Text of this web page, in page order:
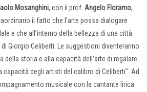
Mosanghini, con il prof. Angelo Floramo,
il fatto che l’arte possa dialogare
e che all’interno della bellezza di una città
Giorgio Celiberti. Le suggestioni diventeranno
della storia e alla capacità dell’arte di regalare
degli artisti del calibro di Celiberti”. Ad
musicale con la cantante lirica